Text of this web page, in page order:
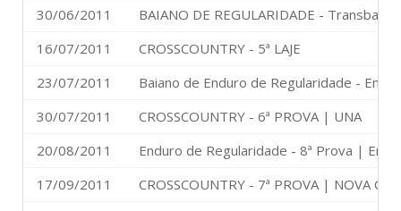
30/06/2011
BAIANO DE REGULARIDADE -
16/07/2011
CROSSCOUNTRY - 5ª LAJE
23/07/2011
Baiano de Enduro de Regularidade -
30/07/2011
CROSSCOUNTRY - 6ª PROVA | UNA
20/08/2011
Enduro de Regularidade - 8ª Prova |
17/09/2011
CROSSCOUNTRY - 7ª PROVA | NOVA